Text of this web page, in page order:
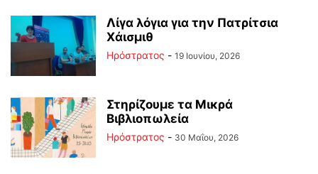
Λίγα λόγια για την Πατρίτσια
Χάισμιθ
Ηρόστρατος - 19 Ιουνίου, 2026
Στηρίζουμε τα Μικρά
Βιβλιοπωλεία
Ηρόστρατος - 30 Μαΐου, 2026